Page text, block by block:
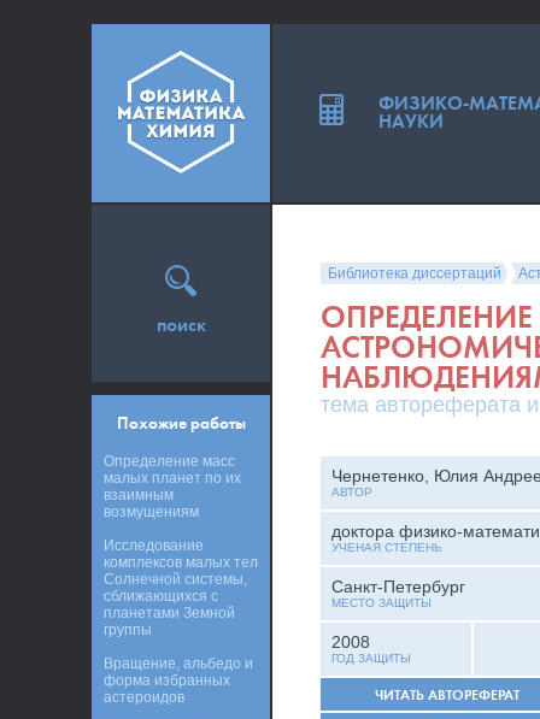
Библиотека диссертаций
тема автореферата
Чернетенко, Юлия
АВТОР
доктора физико-
УЧЕНАЯ СТЕПЕНЬ
Санкт-Петербург
МЕСТО ЗАЩИТЫ
2008
ГОД ЗАЩИТЫ
ЧИТАТЬ АВТОРЕФЕРАТ
поиск
Похожие работы
Определение масс
малых планет по их
взаимным
возмущениям
Исследование
комплексов малых тел
Солнечной системы,
сближающихся с
планетами Земной
группы
Вращение, альбедо и
форма избранных
астероидов
ФИЗИКО-
НАУКИ